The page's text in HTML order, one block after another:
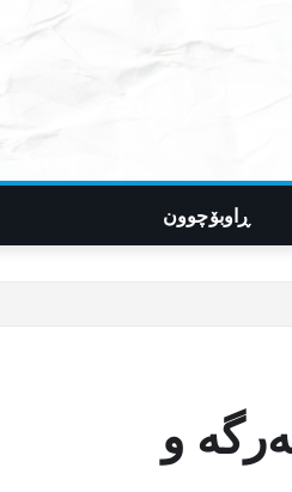
ڕاوبۆچوون
و